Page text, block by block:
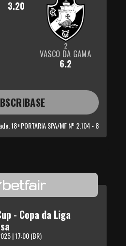
3.20
2
VASCO DA GAMA
6.2
18+PORTARIA SPA/MF Nº 2.104 - 8
- Copa da Liga
| 17:00 (BR)